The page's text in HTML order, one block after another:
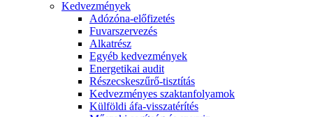
Kedvezmények
Adózóna-előfizetés
Fuvarszervezés
Alkatrész
Egyéb kedvezmények
Energetikai audit
Részecskeszűrő-tisztítás
Kedvezményes szaktanfolyamok
Külföldi áfa-visszatérítés